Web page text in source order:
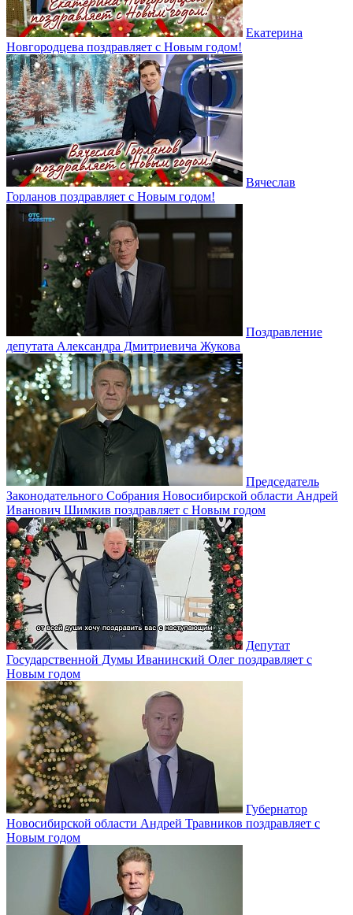
Екатерина
Новгородцева поздравляет с Новым годом!
Вячеслав
Горланов поздравляет с Новым годом!
Поздравление
депутата Александра Дмитриевича Жукова
Председатель
Законодательного Собрания Новосибирской области Андрей
Иванович Шимкив поздравляет с Новым годом
Депутат
Государственной Думы Иванинский Олег поздравляет с
Новым годом
Губернатор
Новосибирской области Андрей Травников поздравляет с
Новым годом